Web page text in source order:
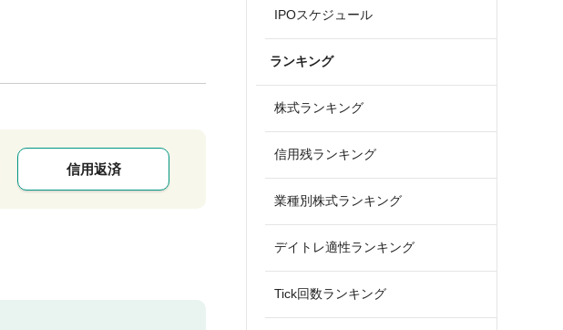
信用返済
IPOスケジュール
ランキング
株式ランキング
信用残ランキング
業種別株式ランキング
デイトレ適性ランキング
Tick回数ランキング